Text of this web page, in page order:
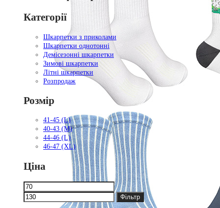
Категорії
Шкарпетки з приколами
Шкарпетки однотонні
Демісезонні шкарпетки
Зимові шкарпетки
Літні шкарпетки
Розпродаж
Розмір
41-45 (L)
40-43 (M)
44-46 (L)
46-47 (XL)
Ціна
Мінімальна
ціна
Найбільша
цінаФільтр